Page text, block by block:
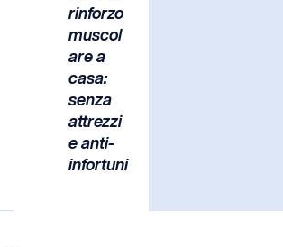
rinforzo
muscol
are a
casa:
senza
attrezzi
e anti-
infortuni